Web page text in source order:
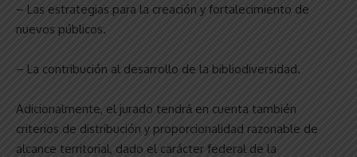
– Las estrategias para la creación y fortalecimiento de
nuevos públicos.
– La contribución al desarrollo de la bibliodiversidad.
Adicionalmente, el jurado tendrá́ en cuenta también
criterios de distribución y proporcionalidad razonable de
alcance territorial, dado el carácter federal de la